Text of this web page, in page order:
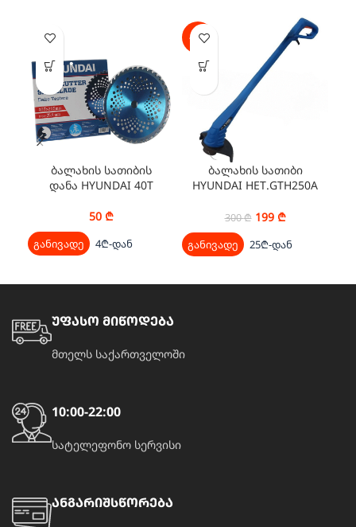
ბალახის სათიბის
დანა HYUNDAI 40T
50 ₾
განივადე 4₾-დან
-34%
ბალახის სათიბი
HYUNDAI HET.GTH250A
300₾ 199 ₾
განივადე 25₾-დან
უფასო მიწოდება
მთელს საქართველოში
10:00-22:00
სატელეფონო სერვისი
ანგარიშსწორება